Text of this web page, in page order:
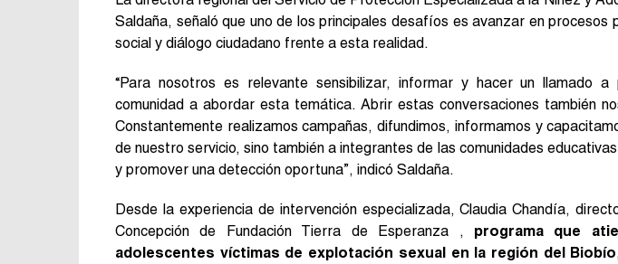
Saldaña, señaló que uno de los principales desafíos es avanzar en procesos
social y diálogo ciudadano frente a esta realidad.
“Para nosotros es relevante sensibilizar, informar y hacer un llamado
comunidad a abordar esta temática. Abrir estas conversaciones también
Constantemente realizamos campañas, difundimos, informamos y
de nuestro servicio, sino también a integrantes de las comunidades
y promover una detección oportuna”, indicó Saldaña.
Desde la experiencia de intervención especializada, Claudia Chandía,
Concepción de Fundación Tierra de Esperanza , programa que
adolescentes víctimas de explotación sexual en la región del Biobío